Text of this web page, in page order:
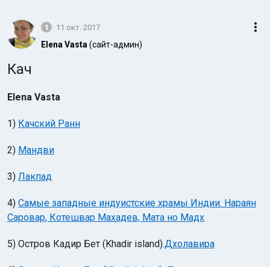
Аравийское море
1 11 окт. 2017
Elena Vasta (сайт-админ)
Кач
Elena Vasta
1) Качский Ранн
2) Мандви
3) Лакпад
4) Самые западные индуистские храмы Индии. Нараян
Саровар, Котешвар Махадев, Мата но Мадх
5) Остров Кадир Бет (Khadir island).Дхолавира